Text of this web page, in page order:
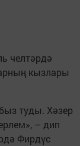
челтәрдә
кызлары
туды. Хәзер
– дип
Фирдүс